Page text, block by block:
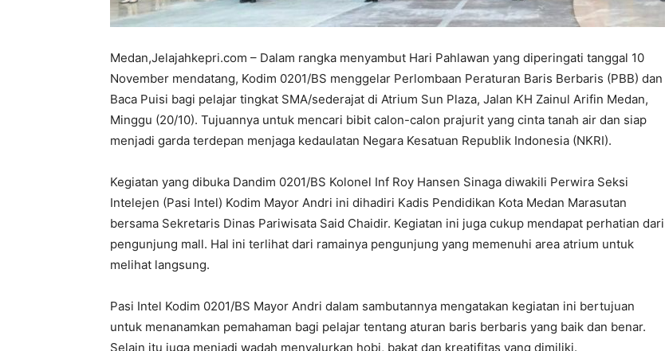
Medan,Jelajahkepri.com – Dalam rangka menyambut Hari Pahlawan yang diperingati tanggal 10
November mendatang, Kodim 0201/BS menggelar Perlombaan Peraturan Baris Berbaris (PBB) dan
Baca Puisi bagi pelajar tingkat SMA/sederajat di Atrium Sun Plaza, Jalan KH Zainul Arifin Medan,
Minggu (20/10). Tujuannya untuk mencari bibit calon-calon prajurit yang cinta tanah air dan siap
menjadi garda terdepan menjaga kedaulatan Negara Kesatuan Republik Indonesia (NKRI).
Kegiatan yang dibuka Dandim 0201/BS Kolonel Inf Roy Hansen Sinaga diwakili Perwira Seksi
Intelejen (Pasi Intel) Kodim Mayor Andri ini dihadiri Kadis Pendidikan Kota Medan Marasutan
bersama Sekretaris Dinas Pariwisata Said Chaidir. Kegiatan ini juga cukup mendapat perhatian dari
pengunjung mall. Hal ini terlihat dari ramainya pengunjung yang memenuhi area atrium untuk
melihat langsung.
Pasi Intel Kodim 0201/BS Mayor Andri dalam sambutannya mengatakan kegiatan ini bertujuan
untuk menanamkan pemahaman bagi pelajar tentang aturan baris berbaris yang baik dan benar.
Selain itu juga menjadi wadah menyalurkan hobi, bakat dan kreatifitas yang dimiliki.